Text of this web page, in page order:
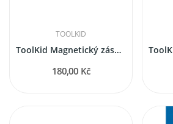
TOOLKID
ToolKid Magnetický zásobník na hřebíky a šrouby
180,00 Kč